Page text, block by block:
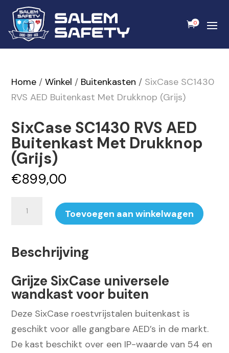
0
Home /Winkel / Buitenkasten / SixCase SC1430
RVS AED Buitenkast Met Drukknop (Grijs)
SixCase SC1430 RVS AED
Buitenkast Met Drukknop
(Grijs)
€899,00
AED
Met
Drukknop
(Grijs)
aantal
Toevoegen aan winkelwagen
Beschrijving
Grijze SixCase universele
wandkast voor buiten
Deze SixCase roestvrijstalen buitenkast is
geschikt voor alle gangbare AED’s in de markt.
De kast beschikt over een IP-waarde van 54 en